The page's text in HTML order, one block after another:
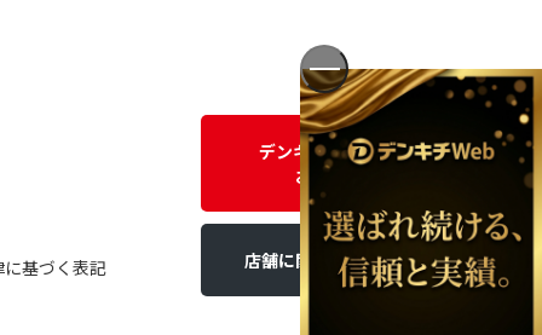
基づく表記
デンキチWEBに関する
お問い合わせ
店舗に関するお問い合わせ